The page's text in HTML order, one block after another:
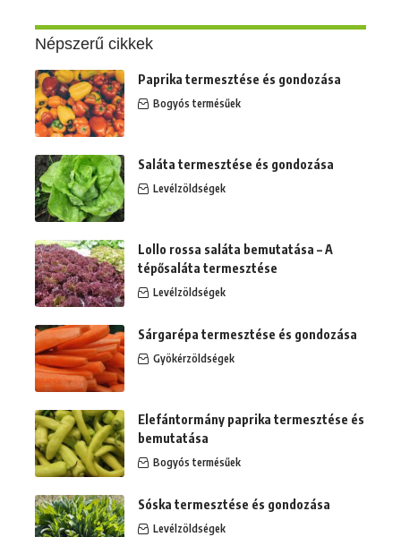
Népszerű cikkek
Paprika termesztése és gondozása
Bogyós termésűek
Saláta termesztése és gondozása
Levélzöldségek
Lollo rossa saláta bemutatása – A
tépősaláta termesztése
Levélzöldségek
Sárgarépa termesztése és gondozása
Gyökérzöldségek
Elefántormány paprika termesztése és
bemutatása
Bogyós termésűek
Sóska termesztése és gondozása
Levélzöldségek